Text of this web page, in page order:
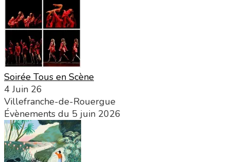
Soirée Tous en Scène
4 Juin 26
Villefranche-de-Rouergue
Évènements du 5 juin 2026